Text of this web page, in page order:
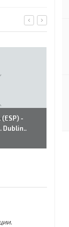
-
Dublin..